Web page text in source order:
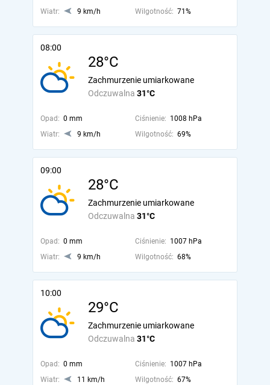
Wiatr: 9 km/h Wilgotność: 71%
08:00
28°C
Odczuwalna 31°C
Zachmurzenie umiarkowane
Opad: 0 mm Ciśnienie: 1008 hPa
Wiatr:
9 km/h Wilgotność: 69%
09:00
28°C
Odczuwalna 31°C
Zachmurzenie umiarkowane
Opad: 0 mm Ciśnienie: 1007 hPa
Wiatr:
9 km/h Wilgotność: 68%
10:00
29°C
Odczuwalna 31°C
Zachmurzenie umiarkowane
Opad: 0 mm Ciśnienie: 1007 hPa
Wiatr:
11 km/h Wilgotność: 67%